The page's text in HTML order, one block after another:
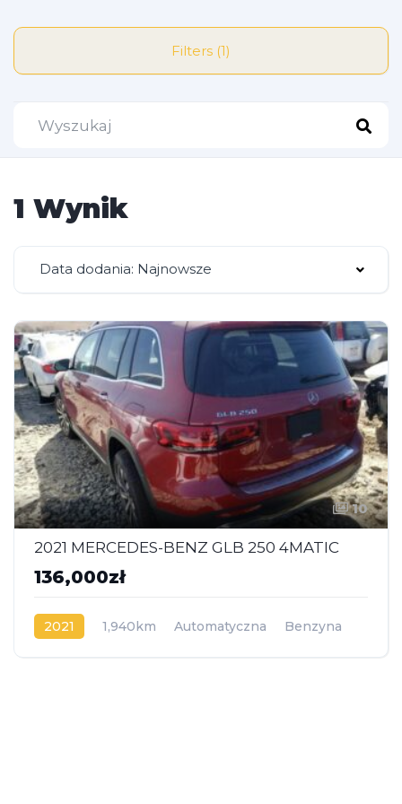
Filters (1)
1 Wynik
Data dodania: Najnowsze
10
2021 MERCEDES-BENZ GLB 250 4MATIC
136,000zł
2021 1,940km Automatyczna
Benzyna